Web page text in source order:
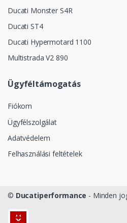
Ducati Monster S4R
Ducati ST4
Ducati Hypermotard 1100
Multistrada V2 890
Ügyféltámogatás
Fiókom
Ügyfélszolgálat
Adatvédelem
Felhasználási feltételek
© Ducatiperformance - Minden